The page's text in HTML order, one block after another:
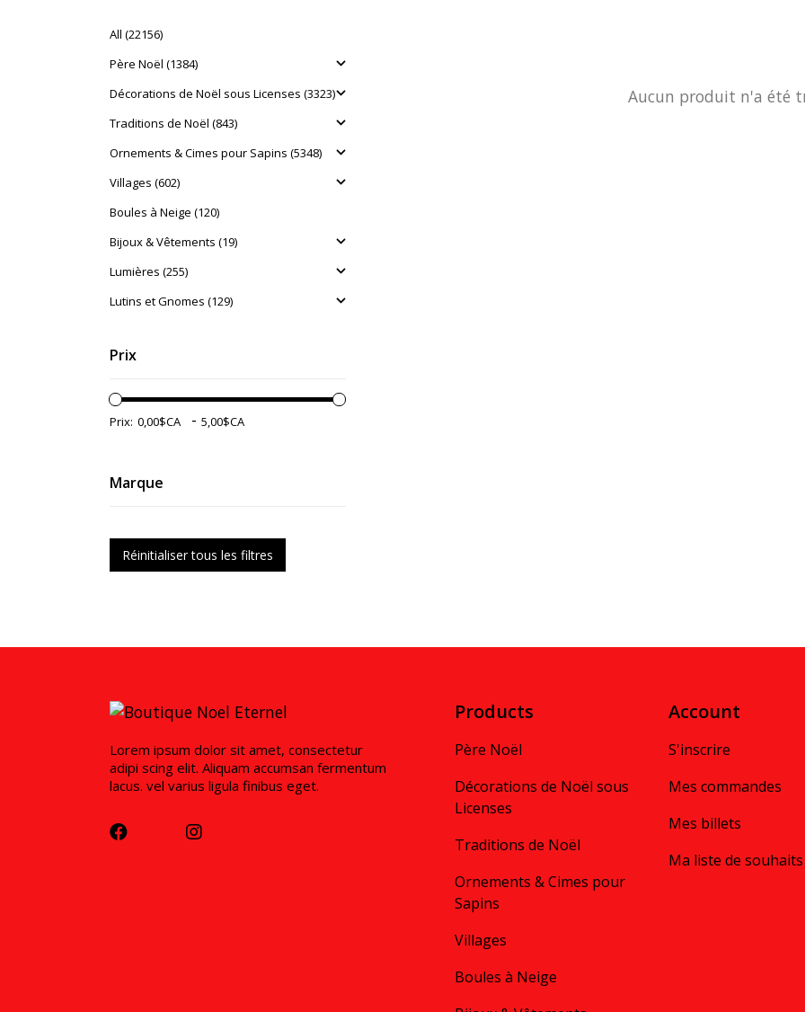
All (22156)
Père Noël (1384)
Décorations de Noël sous Licenses (3323)
Traditions de Noël (843)
Ornements & Cimes pour Sapins (5348)
Villages (602)
Boules à Neige (120)
Bijoux & Vêtements (19)
Lumières (255)
Lutins et Gnomes (129)
Prix
Prix: -
Marque
Réinitialiser tous les filtres
Aucun produit n'a été
Lorem ipsum dolor sit amet, consectetur
adipi scing elit. Aliquam accumsan fermentum
lacus. vel varius ligula finibus eget.
Products
Père Noël
Décorations de Noël sous
Licenses
Traditions de Noël
Ornements & Cimes pour
Sapins
Villages
Boules à Neige
Account
S'inscrire
Mes commandes
Mes billets
Ma liste de souhaits